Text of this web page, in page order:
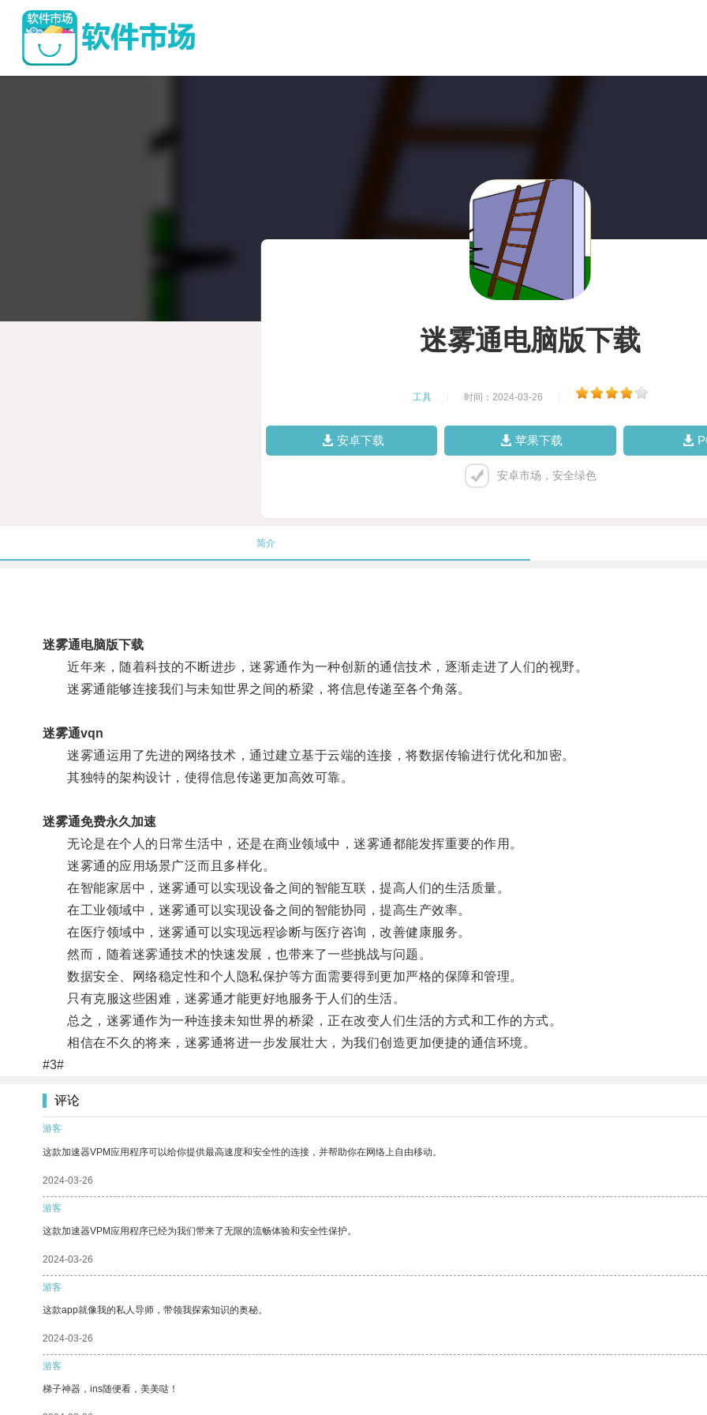
迷雾通电脑版下载
工具 时间：2024-03-26
安卓下载 苹果下载
安卓市场，安全绿色
简介
迷雾通电脑版下载
近年来，随着科技的不断进步，迷雾通作为一种创新的通信技术，逐渐走进了人们的视野。
迷雾通能够连接我们与未知世界之间的桥梁，将信息传递至各个角落。
迷雾通vqn
迷雾通运用了先进的网络技术，通过建立基于云端的连接，将数据传输进行优化和加密。
其独特的架构设计，使得信息传递更加高效可靠。
迷雾通免费永久加速
无论是在个人的日常生活中，还是在商业领域中，迷雾通都能发挥重要的作用。
迷雾通的应用场景广泛而且多样化。
在智能家居中，迷雾通可以实现设备之间的智能互联，提高人们的生活质量。
在工业领域中，迷雾通可以实现设备之间的智能协同，提高生产效率。
在医疗领域中，迷雾通可以实现远程诊断与医疗咨询，改善健康服务。
然而，随着迷雾通技术的快速发展，也带来了一些挑战与问题。
数据安全、网络稳定性和个人隐私保护等方面需要得到更加严格的保障和管理。
只有克服这些困难，迷雾通才能更好地服务于人们的生活。
总之，迷雾通作为一种连接未知世界的桥梁，正在改变人们生活的方式和工作的方式。
相信在不久的将来，迷雾通将进一步发展壮大，为我们创造更加便捷的通信环境。
#3#
评论
游客
这款加速器VPM应用程序可以给你提供最高速度和安全性的连接，并帮助你在网络上自由移动。
2024-03-26
游客
这款加速器VPM应用程序已经为我们带来了无限的流畅体验和安全性保护。
2024-03-26
游客
这款app就像我的私人导师，带领我探索知识的奥秘。
2024-03-26
游客
梯子神器，ins随便看，美美哒！